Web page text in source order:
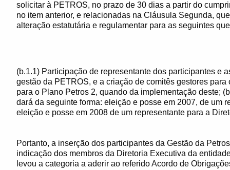
solicitar à PETROS, no prazo de 30 dias a partir do
no item anterior, e relacionadas na Cláusula Segunda,
alteração estatutária e regulamentar para as seguintes
(b.1.1) Participação de representante dos participantes e
gestão da PETROS, e a criação de comitês gestores
para o Plano Petros 2, quando da implementação deste;
dará da seguinte forma: eleição e posse em 2007, de um
eleição e posse em 2008 de um representante para a
Portanto, a inserção dos participantes da Gestão da
indicação dos membros da Diretoria Executiva da
levou a categoria a aderir ao referido Acordo de